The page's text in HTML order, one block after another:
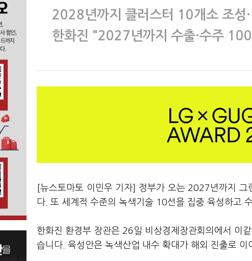
2028년까지 클러스터 10개소 조성
한화진 "2027년까지 수출·수주
[뉴스토마토 이민우 기자] 정부가 오는 2027년까지
다. 또 세계적 수준의 녹색기술 10선을 집중 육성하고
한화진 환경부 장관은 26일 비상경제장관회의에서 이
습니다. 육성안은 녹색산업 내수 확대가 해외 진출로